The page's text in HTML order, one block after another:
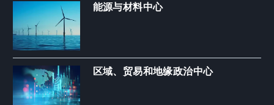
能源与材料中心
区域、贸易和地缘政治中心